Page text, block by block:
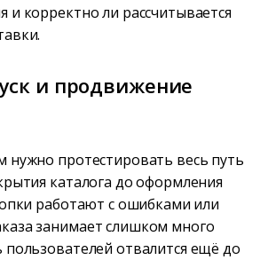
и корректно ли рассчитывается
и продвижение
нужно протестировать весь путь
каталога до оформления
работают с ошибками или
занимает слишком много
пользователей отвалится ещё до